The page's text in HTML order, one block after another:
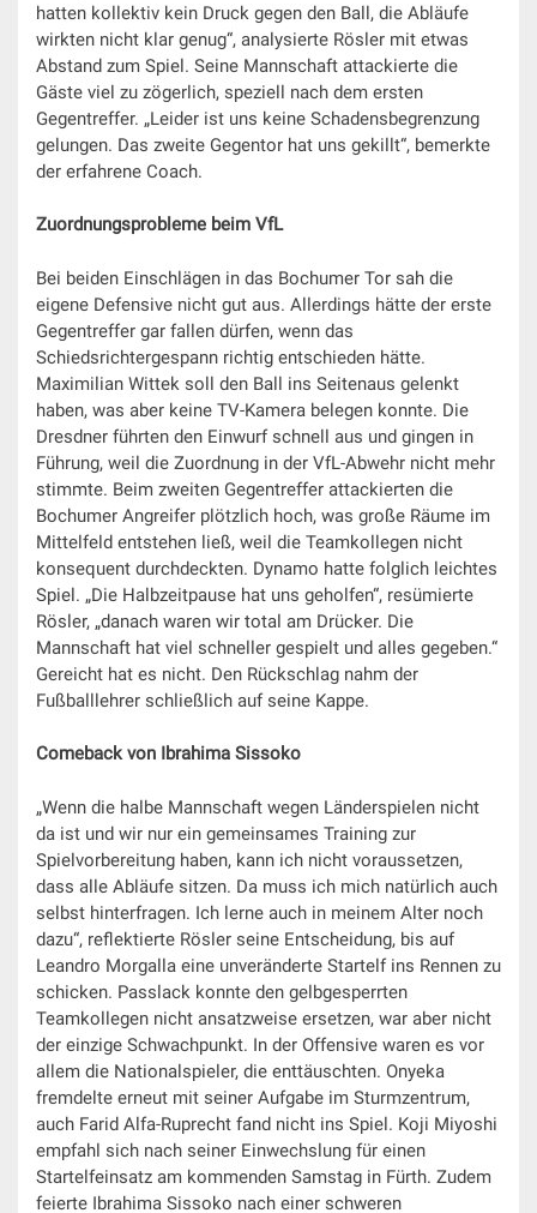
hatten kollektiv kein Druck gegen den Ball, die Abläufe
wirkten nicht klar genug“, analysierte Rösler mit etwas
Abstand zum Spiel. Seine Mannschaft attackierte die
Gäste viel zu zögerlich, speziell nach dem ersten
Gegentreffer. „Leider ist uns keine Schadensbegrenzung
gelungen. Das zweite Gegentor hat uns gekillt“, bemerkte
der erfahrene Coach.
Zuordnungsprobleme beim VfL
Bei beiden Einschlägen in das Bochumer Tor sah die
eigene Defensive nicht gut aus. Allerdings hätte der erste
Gegentreffer gar fallen dürfen, wenn das
Schiedsrichtergespann richtig entschieden hätte.
Maximilian Wittek soll den Ball ins Seitenaus gelenkt
haben, was aber keine TV-Kamera belegen konnte. Die
Dresdner führten den Einwurf schnell aus und gingen in
Führung, weil die Zuordnung in der VfL-Abwehr nicht mehr
stimmte. Beim zweiten Gegentreffer attackierten die
Bochumer Angreifer plötzlich hoch, was große Räume im
Mittelfeld entstehen ließ, weil die Teamkollegen nicht
konsequent durchdeckten. Dynamo hatte folglich leichtes
Spiel. „Die Halbzeitpause hat uns geholfen“, resümierte
Rösler, „danach waren wir total am Drücker. Die
Mannschaft hat viel schneller gespielt und alles gegeben.“
Gereicht hat es nicht. Den Rückschlag nahm der
Fußballlehrer schließlich auf seine Kappe.
Comeback von Ibrahima Sissoko
„Wenn die halbe Mannschaft wegen Länderspielen nicht
da ist und wir nur ein gemeinsames Training zur
Spielvorbereitung haben, kann ich nicht voraussetzen,
dass alle Abläufe sitzen. Da muss ich mich natürlich auch
selbst hinterfragen. Ich lerne auch in meinem Alter noch
dazu“, reflektierte Rösler seine Entscheidung, bis auf
Leandro Morgalla eine unveränderte Startelf ins Rennen zu
schicken. Passlack konnte den gelbgesperrten
Teamkollegen nicht ansatzweise ersetzen, war aber nicht
der einzige Schwachpunkt. In der Offensive waren es vor
allem die Nationalspieler, die enttäuschten. Onyeka
fremdelte erneut mit seiner Aufgabe im Sturmzentrum,
auch Farid Alfa-Ruprecht fand nicht ins Spiel. Koji Miyoshi
empfahl sich nach seiner Einwechslung für einen
Startelfeinsatz am kommenden Samstag in Fürth. Zudem
feierte Ibrahima Sissoko nach einer schweren